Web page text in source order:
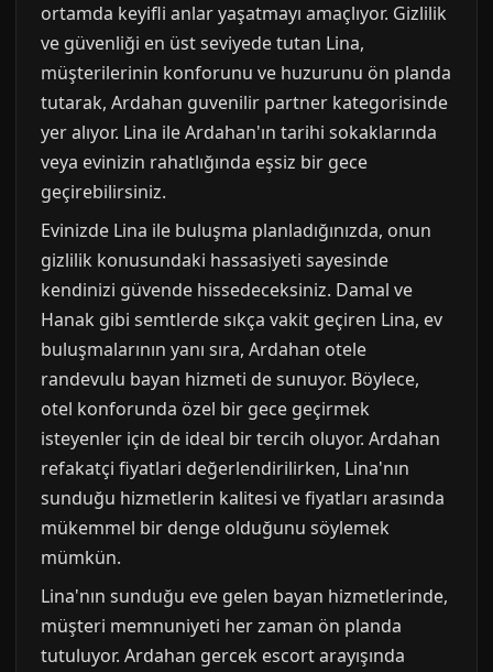
ortamda keyifli anlar yaşatmayı amaçlıyor. Gizlilik
ve güvenliği en üst seviyede tutan Lina,
müşterilerinin konforunu ve huzurunu ön planda
tutarak, Ardahan guvenilir partner kategorisinde
yer alıyor. Lina ile Ardahan'ın tarihi sokaklarında
veya evinizin rahatlığında eşsiz bir gece
geçirebilirsiniz.
Evinizde Lina ile buluşma planladığınızda, onun
gizlilik konusundaki hassasiyeti sayesinde
kendinizi güvende hissedeceksiniz. Damal ve
Hanak gibi semtlerde sıkça vakit geçiren Lina, ev
buluşmalarının yanı sıra, Ardahan otele
randevulu bayan hizmeti de sunuyor. Böylece,
otel konforunda özel bir gece geçirmek
isteyenler için de ideal bir tercih oluyor. Ardahan
refakatçi fiyatlari değerlendirilirken, Lina'nın
sunduğu hizmetlerin kalitesi ve fiyatları arasında
mükemmel bir denge olduğunu söylemek
mümkün.
Lina'nın sunduğu eve gelen bayan hizmetlerinde,
müşteri memnuniyeti her zaman ön planda
tutuluyor. Ardahan gercek escort arayışında